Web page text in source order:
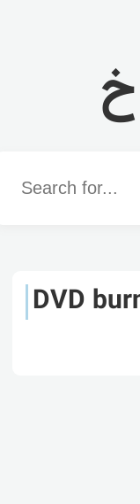
Word
DVD